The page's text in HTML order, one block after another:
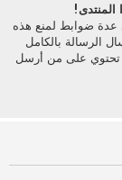
عدة ضوابط لمنع هذه
الرسالة بالكامل
تحتوي على من أرسل